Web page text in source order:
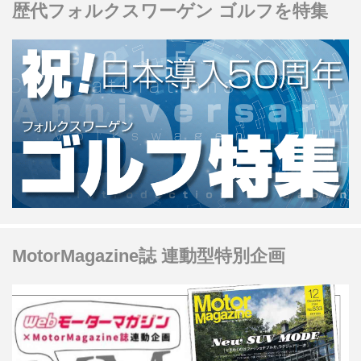
した。訊き手：Motor Magazine編集長
千葉知充（Motor Magazine2022年3月
号より）
歴代フォルクスワーゲン ゴルフを特集
MotorMagazine誌 連動型特別企画